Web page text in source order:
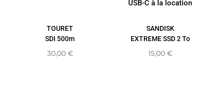
TOURET
SDI 500m
30,00 €
SANDISK
EXTREME SSD 2 To
15,00 €